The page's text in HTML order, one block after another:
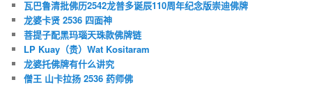
瓦巴鲁清批佛历2542龙普多诞辰110周年纪念版崇迪佛牌
龙婆卡贤 2536 四面神
菩提子配黑玛瑙天珠款佛牌链
LP Kuay（贵）Wat Kositaram
龙婆托佛牌有什么讲究
僧王 山卡拉扬 2536 药师佛